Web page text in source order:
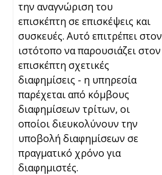
την αναγνώριση του
επισκέπτη σε επισκέψεις και
συσκευές. Αυτό επιτρέπει στον
ιστότοπο να παρουσιάζει στον
επισκέπτη σχετικές
διαφημίσεις - η υπηρεσία
παρέχεται από κόμβους
διαφημίσεων τρίτων, οι
οποίοι διευκολύνουν την
υποβολή διαφημίσεων σε
πραγματικό χρόνο για
διαφημιστές.